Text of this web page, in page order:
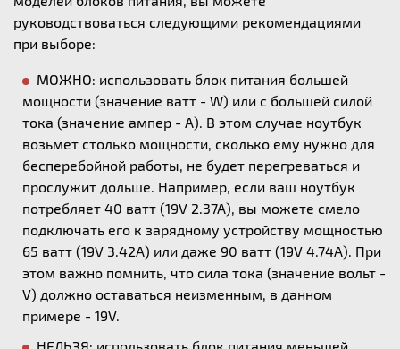
руководствоваться следующими рекомендациями
при выборе:
МОЖНО: использовать блок питания большей
мощности (значение ватт - W) или с большей силой
тока (значение ампер - А). В этом случае ноутбук
возьмет столько мощности, сколько ему нужно для
бесперебойной работы, не будет перегреваться и
прослужит дольше. Например, если ваш ноутбук
потребляет 40 ватт (19V 2.37A), вы можете смело
подключать его к зарядному устройству мощностью
65 ватт (19V 3.42A) или даже 90 ватт (19V 4.74A). При
этом важно помнить, что сила тока (значение вольт -
V) должно оставаться неизменным, в данном
примере - 19V.